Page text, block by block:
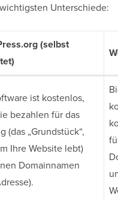
Unterschiede:
(selbst
ist kostenlos,
bezahlen für das
(das „Grundstück“,
Ihre Website lebt)
Domainnamen